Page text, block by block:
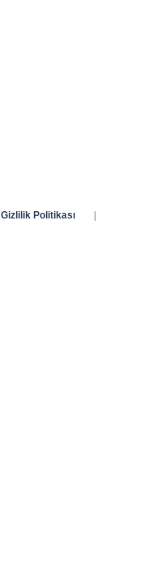
Gizlilik Politikası
|